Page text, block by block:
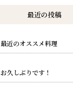
最近の投稿
最近のオススメ料理
お久しぶりです！